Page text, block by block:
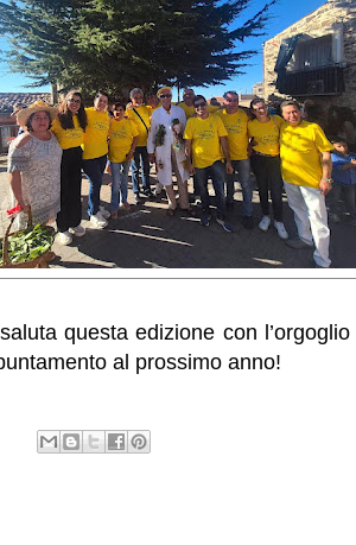
questa edizione con l’orgoglio
al prossimo anno!